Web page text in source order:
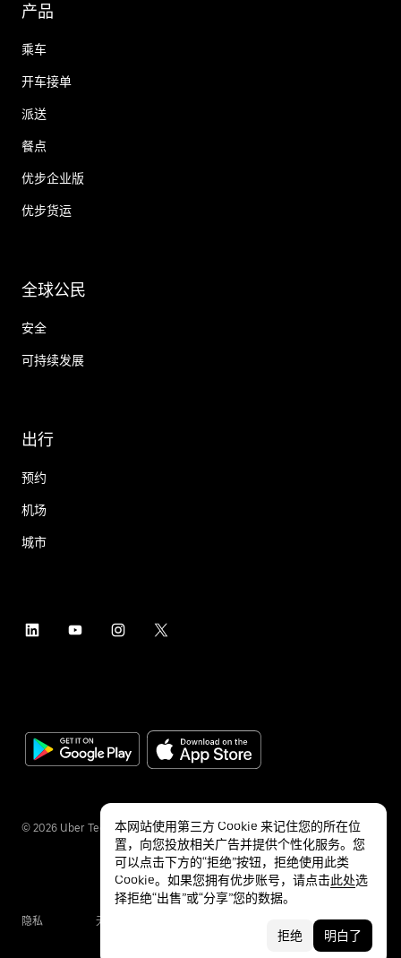
产品
乘车
开车接单
派送
餐点
优步企业版
优步货运
全球公民
安全
可持续发展
出行
预约
机场
城市
© 2026 Uber Technologies Inc.
隐私 无障碍服务
本网站使用第三方 Cookie 来记住您的所在位
置，向您投放相关广告并提供个性化服务。您
可以点击下方的“拒绝”按钮，拒绝使用此类
Cookie。如果您拥有优步账号，请点击此处选
择拒绝“出售”或“分享”您的数据。
拒绝 明白了